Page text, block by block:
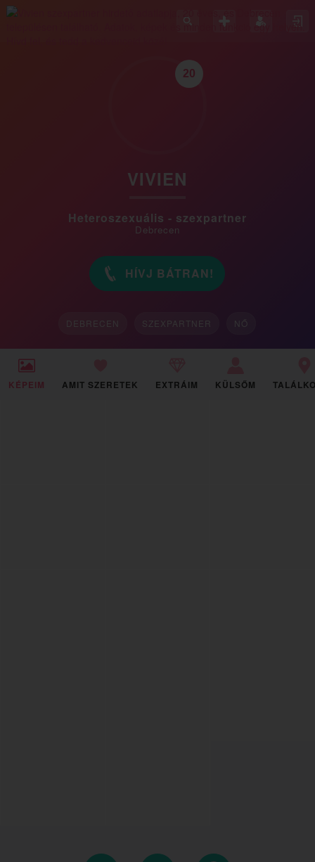
20
VIVIEN
Heteroszexuális - szexpartner
Debrecen
HÍVJ BÁTRAN!
DEBRECEN SZEXPARTNER NŐ
KÉPEIM AMIT SZERETEK EXTRÁIM KÜLSŐM